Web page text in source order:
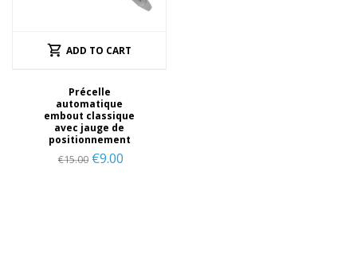
ADD TO CART
Précelle
automatique
embout classique
avec jauge de
positionnement
€15.00 €9.00